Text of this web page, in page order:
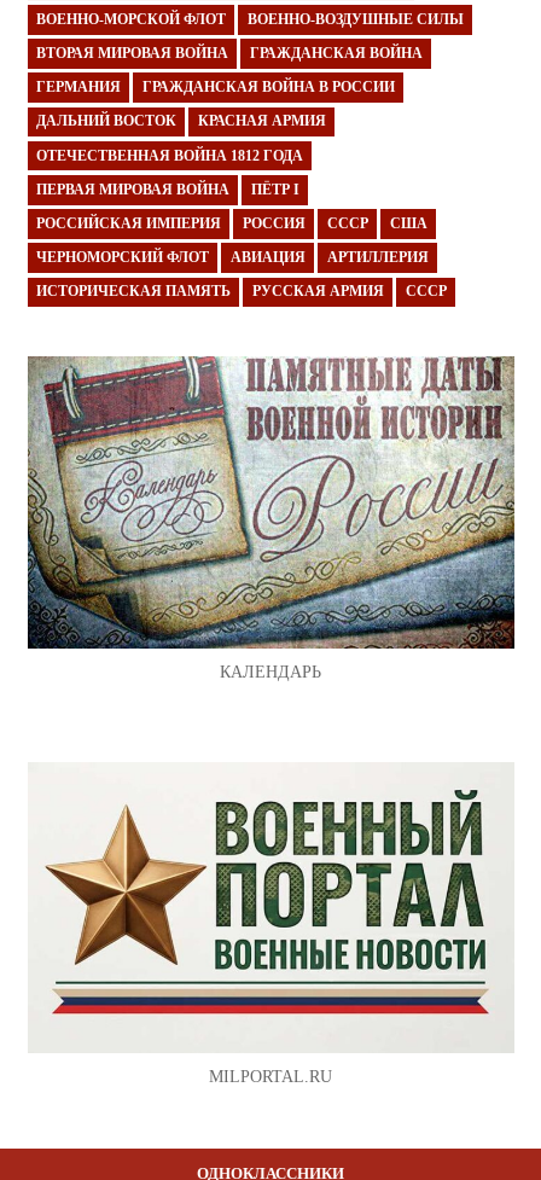
ВОЕННО-МОРСКОЙ ФЛОТ ВОЕННО-ВОЗДУШНЫЕ СИЛЫ
ВТОРАЯ МИРОВАЯ ВОЙНА ГРАЖДАНСКАЯ ВОЙНА
ГЕРМАНИЯ ГРАЖДАНСКАЯ ВОЙНА В РОССИИ
ДАЛЬНИЙ ВОСТОК КРАСНАЯ АРМИЯ
ОТЕЧЕСТВЕННАЯ ВОЙНА 1812 ГОДА
ПЕРВАЯ МИРОВАЯ ВОЙНА ПЁТР I
РОССИЙСКАЯ ИМПЕРИЯ РОССИЯ СССР США
ЧЕРНОМОРСКИЙ ФЛОТ АВИАЦИЯ АРТИЛЛЕРИЯ
ИСТОРИЧЕСКАЯ ПАМЯТЬ РУССКАЯ АРМИЯ СССР
КАЛЕНДАРЬ
MILPORTAL.RU
ОДНОКЛАССНИКИ